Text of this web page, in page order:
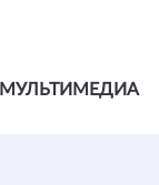
МУЛЬТИМЕДИА